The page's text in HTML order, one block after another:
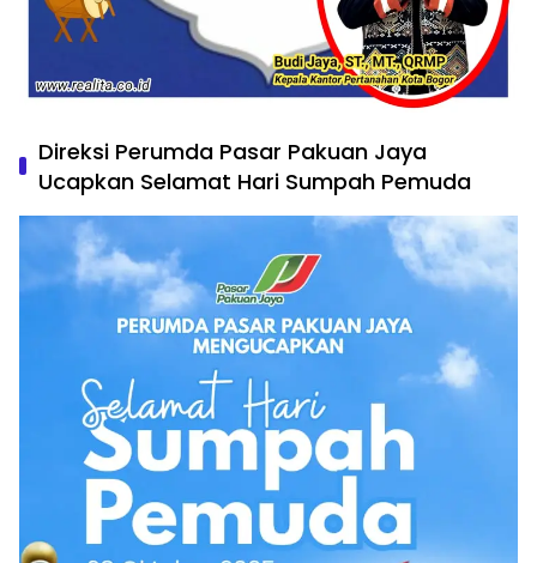
Direksi Perumda Pasar Pakuan Jaya
Ucapkan Selamat Hari Sumpah Pemuda